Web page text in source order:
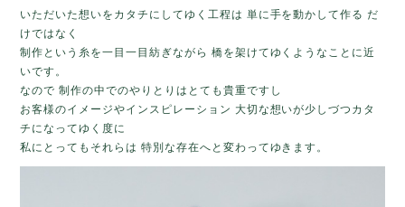
いただいた想いをカタチにしてゆく工程は 単に手を動かして作る だ
けではなく
制作という糸を一目一目紡ぎながら 橋を架けてゆくようなことに近
いです。
なので 制作の中でのやりとりはとても貴重ですし
お客様のイメージやインスピレーション 大切な想いが少しづつカタ
チになってゆく度に
私にとってもそれらは 特別な存在へと変わってゆきます。